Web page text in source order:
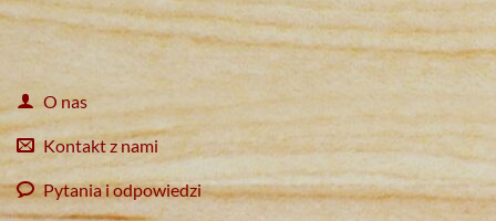
O nas
Kontakt z nami
Pytania i odpowiedzi